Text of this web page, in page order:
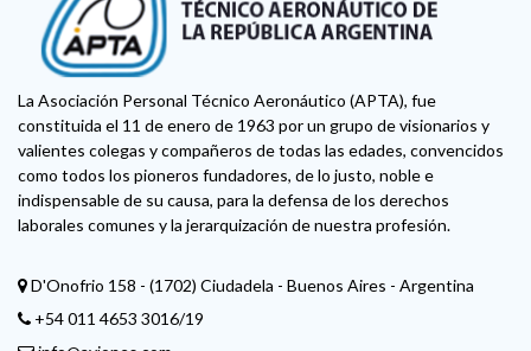
La Asociación Personal Técnico Aeronáutico (APTA), fue
constituida el 11 de enero de 1963 por un grupo de visionarios y
valientes colegas y compañeros de todas las edades, convencidos
como todos los pioneros fundadores, de lo justo, noble e
indispensable de su causa, para la defensa de los derechos
laborales comunes y la jerarquización de nuestra profesión.
D'Onofrio 158 - (1702) Ciudadela - Buenos Aires - Argentina
+54 011 4653 3016/19